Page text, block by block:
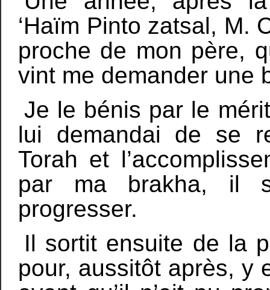
‘Haïm Pinto zatsal, M.
proche de mon père,
vint me demander une
Je le bénis par le
lui demandai de se
Torah et
par ma brakha, il
progresser.
Il sortit ensuite de la
pour, aussitôt après, y